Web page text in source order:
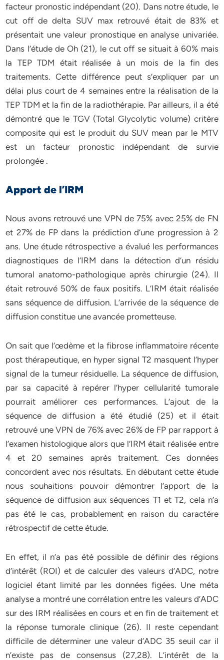
facteur pronostic indépendant (20). Dans notre étude, le
cut off de delta SUV max retrouvé était de 83% et
présentait une valeur pronostique en analyse univariée.
Dans l’étude de Oh (21), le cut off se situait à 60% mais
la TEP TDM était réalisée à un mois de la fin des
traitements. Cette différence peut s’expliquer par un
délai plus court de 4 semaines entre la réalisation de la
TEP TDM et la fin de la radiothérapie. Par ailleurs, il a été
démontré que le TGV (Total Glycolytic volume) critère
composite qui est le produit du SUV mean par le MTV
est un facteur pronostic indépendant de survie
prolongée .
Apport de l’IRM
Nous avons retrouvé une VPN de 75% avec 25% de FN
et 27% de FP dans la prédiction d’une progression à 2
ans. Une étude rétrospective a évalué les performances
diagnostiques de l’IRM dans la détection d’un résidu
tumoral anatomo-pathologique après chirurgie (24). Il
était retrouvé 50% de faux positifs. L’IRM était réalisée
sans séquence de diffusion. L’arrivée de la séquence de
diffusion constitue une avancée prometteuse.
On sait que l’œdème et la fibrose inflammatoire récente
post thérapeutique, en hyper signal T2 masquent l’hyper
signal de la tumeur résiduelle. La séquence de diffusion,
par sa capacité à repérer l’hyper cellularité tumorale
pourrait améliorer ces performances. L’ajout de la
séquence de diffusion a été étudié (25) et il était
retrouvé une VPN de 76% avec 26% de FP par rapport à
l’examen histologique alors que l’IRM était réalisée entre
4 et 20 semaines après traitement. Ces données
concordent avec nos résultats. En débutant cette étude
nous souhaitions pouvoir démontrer l’apport de la
séquence de diffusion aux séquences T1 et T2, cela n’a
pas été le cas, probablement en raison du caractère
rétrospectif de cette étude.
En effet, il n’a pas été possible de définir des régions
d’intérêt (ROI) et de calculer des valeurs d’ADC, notre
logiciel étant limité par les données figées. Une méta
analyse a montré une corrélation entre les valeurs d’ADC
sur des IRM réalisées en cours et en fin de traitement et
la réponse tumorale clinique (26). Il reste cependant
difficile de déterminer une valeur d’ADC 35 seuil car il
n’existe pas de consensus (27,28). L’intérêt de la